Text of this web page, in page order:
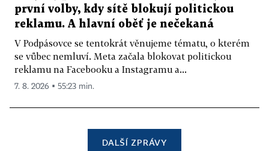
první volby, kdy sítě blokují politickou
reklamu. A hlavní oběť je nečekaná
V Podpásovce se tentokrát věnujeme tématu, o kterém
se vůbec nemluví. Meta začala blokovat politickou
reklamu na Facebooku a Instagramu a...
7. 8. 2026 ▪ 55:23 min.
DALŠÍ ZPRÁVY